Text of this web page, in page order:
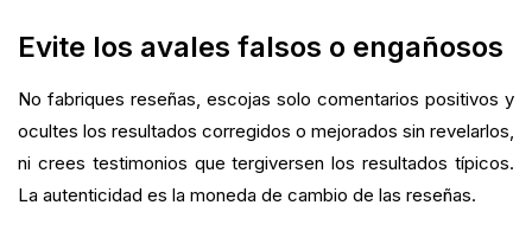
Evite los avales falsos o engañosos
No fabriques reseñas, escojas solo comentarios positivos y
ocultes los resultados corregidos o mejorados sin revelarlos,
ni crees testimonios que tergiversen los resultados típicos.
La autenticidad es la moneda de cambio de las reseñas.